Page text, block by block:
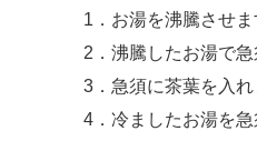
1．お湯を沸騰させま
2．沸騰したお湯で
3．急須に茶葉を入れ
4．冷ましたお湯を急